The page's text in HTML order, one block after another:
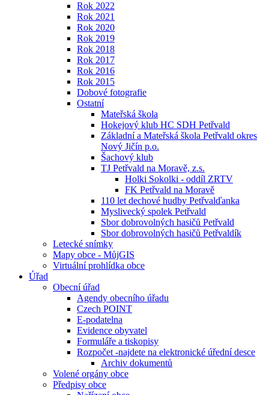
Rok 2022
Rok 2021
Rok 2020
Rok 2019
Rok 2018
Rok 2017
Rok 2016
Rok 2015
Dobové fotografie
Ostatní
Mateřská škola
Hokejový klub HC SDH Petřvald
Základní a Mateřská škola Petřvald okres
Nový Jičín p.o.
Šachový klub
TJ Petřvald na Moravě, z.s.
Holki Sokolki - oddíl ZRTV
FK Petřvald na Moravě
110 let dechové hudby Petřvalďanka
Myslivecký spolek Petřvald
Sbor dobrovolných hasičů Petřvald
Sbor dobrovolných hasičů Petřvaldík
Letecké snímky
Mapy obce - MůjGIS
Virtuální prohlídka obce
Úřad
Obecní úřad
Agendy obecního úřadu
Czech POINT
E-podatelna
Evidence obyvatel
Formuláře a tiskopisy
Rozpočet -najdete na elektronické úřední desce
Archiv dokumentů
Volené orgány obce
Předpisy obce